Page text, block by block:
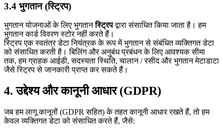
3.4 भुगतान (स्ट्रिप)
भुगतान योजनाओं के लिए भुगतानस्ट्रिपद्वारा संसाधित किया जाता है। हम
भुगतान कार्ड विवरण स्टोर नहीं करते हैं।
स्ट्रिप एक स्वतंत्र डेटा नियंत्रक के रूप में भुगतान से संबंधित व्यक्तिगत डेटा
को संसाधित करती है। बिलिंग और अनुबंध प्रबंधन के लिए आवश्यक सीमा
तक, हम ग्राहक आईडी, सदस्यता स्थिति, चालान / रसीद और भुगतान मेटाडाटा
जैसे स्ट्रिप से जानकारी प्राप्त कर सकते हैं।
4. उद्देश्य और कानूनी आधार (GDPR)
जब हम लागू कानूनों (GDPR सहित) के तहत कानूनी आधार रखते हैं, तो हम
केवल व्यक्तिगत डेटा को संसाधित करते हैं, जैसे: